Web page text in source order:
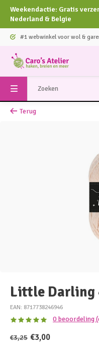
Weekendactie: Gratis
Nederland & Belgie
#1 webwinkel voor wol &
Terug
Little Darling
EAN: 8717738246946
0 beoordeling
€3,25 €3,00